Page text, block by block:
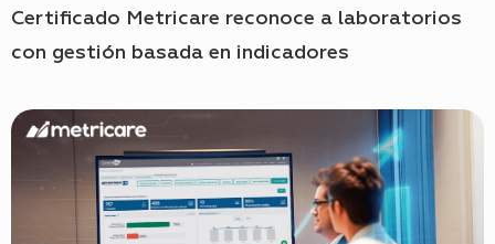
Certificado Metricare reconoce a laboratorios
con gestión basada en indicadores